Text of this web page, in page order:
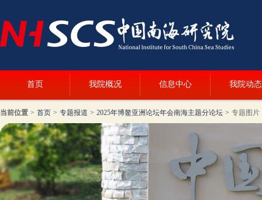
首页 我院概况 信息中心 我院动态
当前位置 > 首页 > 专题报道 > 2025年博鳌亚洲论坛年会南海主题分论坛 > 专题图片